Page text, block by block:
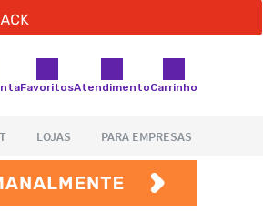
FavoritosAtendimentoCarrinho